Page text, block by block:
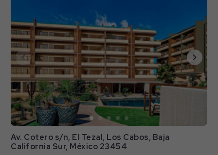
Av. Cotero s/n, El Tezal, Los Cabos, Baja
California Sur, México 23454